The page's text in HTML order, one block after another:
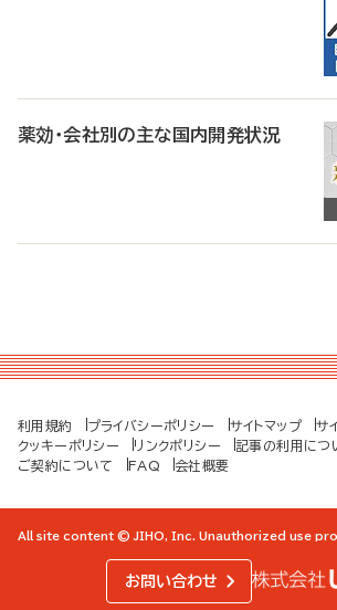
薬効・会社別の主な国内開発状況
利用規約 プライバシーポリシー サイトマップ
サ
クッキーポリシー
リンクポリシー 記事の利用につ
ご契約について
FAQ 会社概要
All site content © JIHO, Inc. Unauthorized use
お問い合わせ